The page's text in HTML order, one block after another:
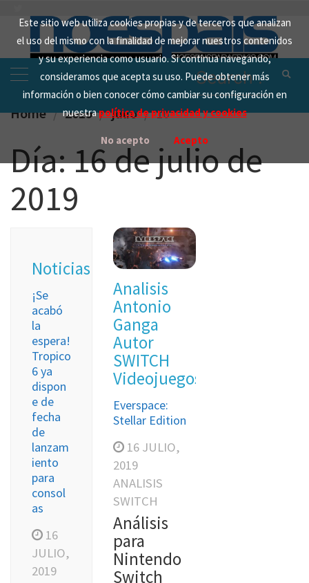
Este sitio web utiliza cookies propias y de terceros que analizan
el uso del mismo con la finalidad de mejorar nuestros contenidos
y su experiencia como usuario. Si continua navegando,
consideramos que acepta su uso. Puede obtener más
información o bien conocer cómo cambiar su configuración en
nuestrapolítica de privacidad y cookies
No acepto Acepto
content
Search
for:
Home 2019 julio 16
Día:16 de julio de
2019
Noticias
¡Se
acabó
la
espera!
Tropico
6 ya
dispon
e de
fecha
de
lanzam
iento
para
consol
as
16
JULIO,
2019
Analisis
Antonio
Ganga
Autor
SWITCH
Videojuegos
Everspace:
Stellar Edition
16 JULIO,
2019
ANALISIS
SWITCH
Análisis
para
Nintendo
Switch